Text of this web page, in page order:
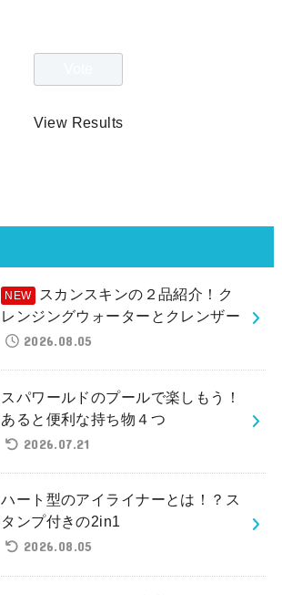
View Results
スカンスキンの２品紹介！ク
レンジングウォーターとクレンザー
2026.08.05
スパワールドのプールで楽しもう！
あると便利な持ち物４つ
2026.07.21
ハート型のアイライナーとは！？ス
タンプ付きの2in1
2026.08.05